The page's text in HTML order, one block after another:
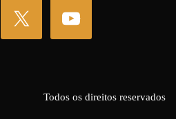
Todos os direitos reservados